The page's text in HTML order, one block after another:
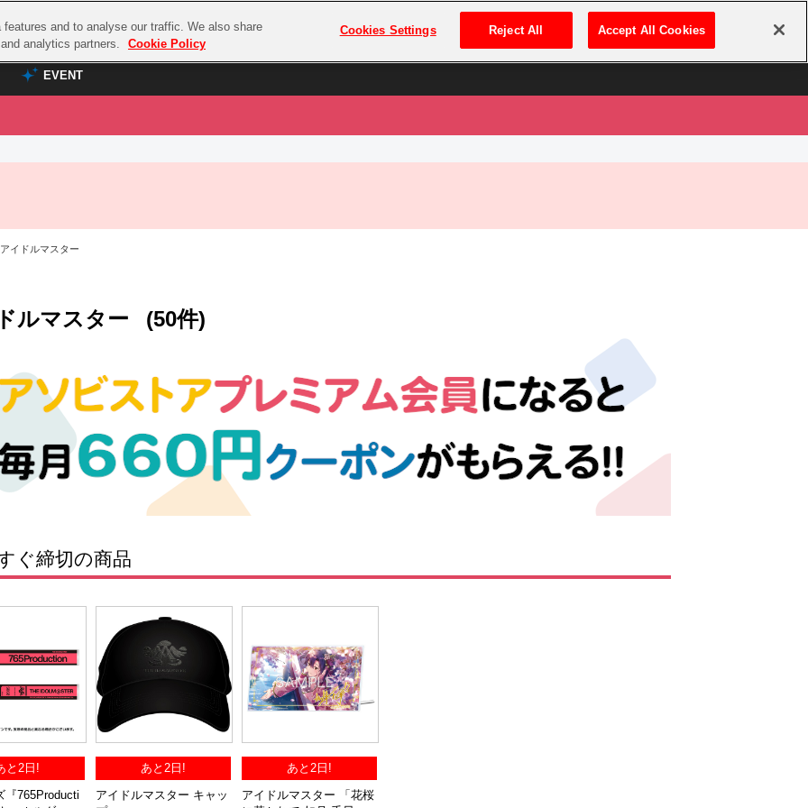
プレミアム会員とは ログイン・新規登録
EVENT
EVENT
ASOBI STAGE
マジック
ボール
ラブライブ！サンシャイン‼
アイドリッシュセブン
モフモフパレード
イドルマスター
ルマスター (50件)
ぐ締切の商品
と2日!
『765Producti
あと2日!
アイドルマスター キャッ
あと2日!
アイドルマスター 「花桜
and to analyse our traffic. We also share
analytics partners.
Cookie Policy
Cookies Settings Reject All Accept All Cookies